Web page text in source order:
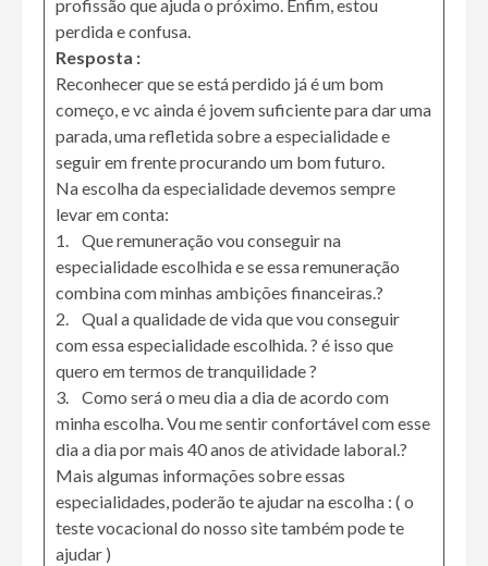
profissão que ajuda o próximo. Enfim, estou
perdida e confusa.
Resposta :
Reconhecer que se está perdido já é um bom
começo, e vc ainda é jovem suficiente para dar uma
parada, uma refletida sobre a especialidade e
seguir em frente procurando um bom futuro.
Na escolha da especialidade devemos sempre
levar em conta:
1. Que remuneração vou conseguir na
especialidade escolhida e se essa remuneração
combina com minhas ambições financeiras.?
2. Qual a qualidade de vida que vou conseguir
com essa especialidade escolhida. ? é isso que
quero em termos de tranquilidade ?
3. Como será o meu dia a dia de acordo com
minha escolha. Vou me sentir confortável com esse
dia a dia por mais 40 anos de atividade laboral.?
Mais algumas informações sobre essas
especialidades, poderão te ajudar na escolha : ( o
teste vocacional do nosso site também pode te
ajudar )